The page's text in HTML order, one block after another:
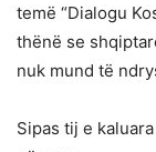
temë “Dialogu
thënë se
nuk mund të
Sipas tij e